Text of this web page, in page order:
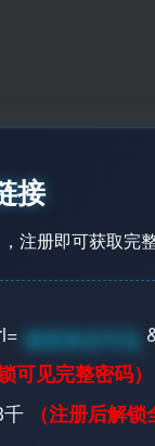
接
注册即可获取完
请登录后可见
可见完整密码）
（注册后解锁